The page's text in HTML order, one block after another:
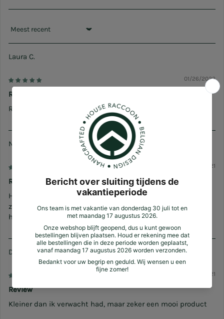
Sort by
Laura C.
01/26/2022
Review
Reviewer heeft enkel sterren gegeven.
Nicky V.
12/25/2021
Review
Heel mooi, maar wel jammer van de luchtbelletjes die er in
zaten waardoor er hier en daar kleine gaatjes in zaten. We
hadden er 2 besteld en bij beide was dit aanwezig.
Dorien S.
12/17/2021
Review
Kleiner dan ik verwacht had, maar zeker een mooi product